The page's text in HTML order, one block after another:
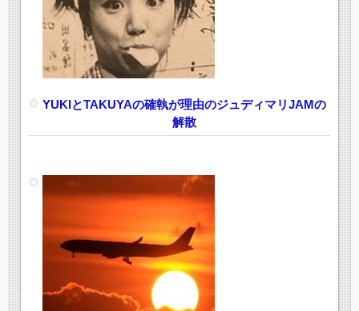
YUKIとTAKUYAの確執が理由のジュディマリJAMの
解散